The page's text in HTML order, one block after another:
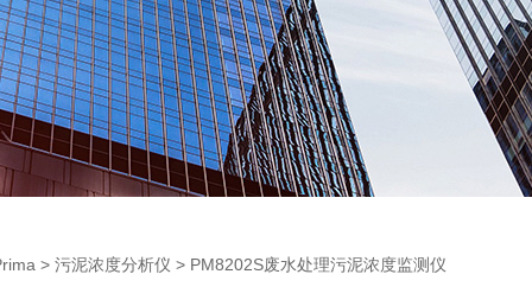
> 污泥浓度分析仪 > PM8202S废水处理污泥浓度监测仪